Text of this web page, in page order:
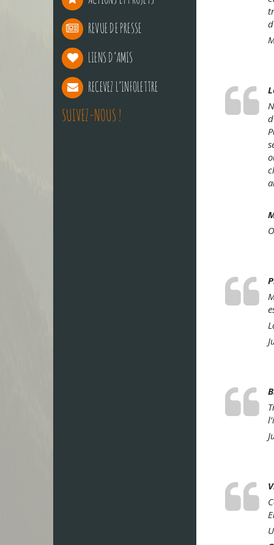
REVUE DE PRESSE
LIENS D’AMIS
RECEVEZ L’INFOLETTRE
SUIVEZ-NOUS !